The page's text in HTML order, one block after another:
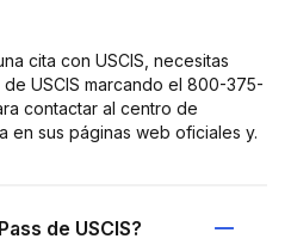
cita con USCIS, necesitas
USCIS marcando el 800-375-
contactar al centro de
en sus páginas web oficiales y.
de USCIS?